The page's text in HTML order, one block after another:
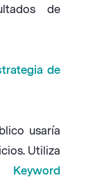
de
de
usaría
Utiliza
Keyword